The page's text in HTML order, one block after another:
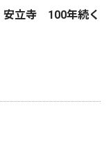
立寺 100年続く